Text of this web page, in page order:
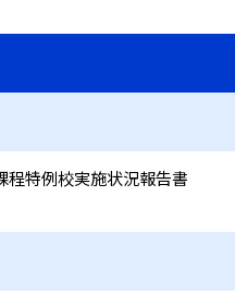
程特例校実施状況報告書